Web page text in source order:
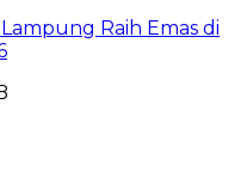
Raih Emas di